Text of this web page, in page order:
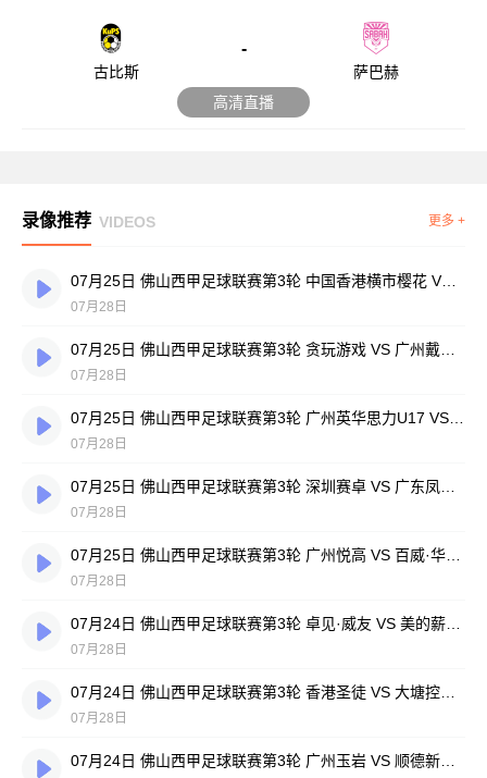
古比斯
-
萨巴赫
高清直播
录像推荐 VIDEOS 更多 +
07月25日 佛山西甲足球联赛第3轮 中国香港横市樱花 VS 吉图省实青年 全场录像
07月28日
07月28日
07月28日
07月28日
07月28日
07月28日
07月28日